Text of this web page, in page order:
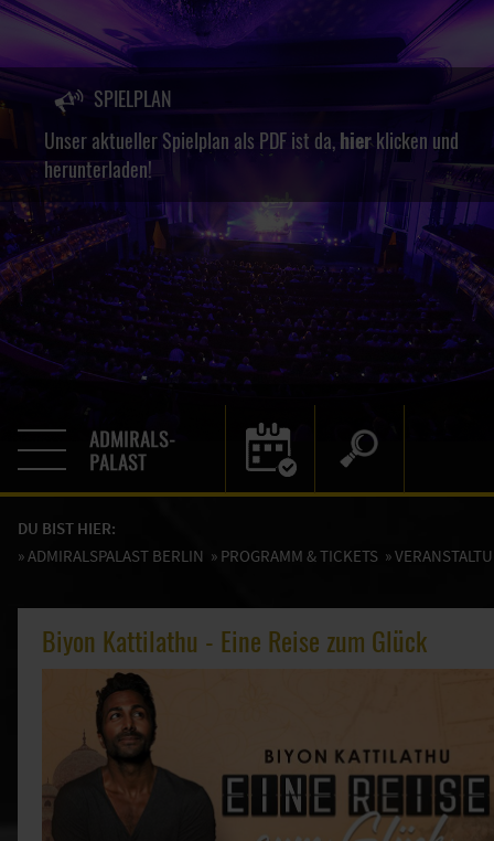
SPIELPLAN
Unser aktueller Spielplan als PDF ist da,hierklicken und
herunterladen!
DU BIST HIER:
»ADMIRALSPALAST BERLIN » PROGRAMM & TICKETS »
Biyon Kattilathu - Eine Reise zum Glück